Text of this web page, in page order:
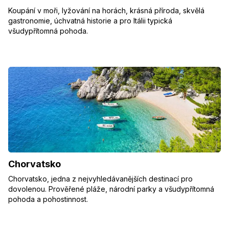
Koupání v moři, lyžování na horách, krásná příroda, skvělá
gastronomie, úchvatná historie a pro Itálii typická
všudypřítomná pohoda.
Chorvatsko
Chorvatsko, jedna z nejvyhledávanějších destinací pro
dovolenou. Prověřené pláže, národní parky a všudypřítomná
pohoda a pohostinnost.